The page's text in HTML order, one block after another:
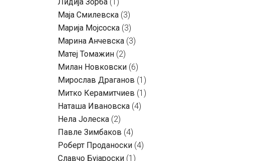
Маја Смилевска (3)
Марија Мојсоска (3)
Марина Анчевска (3)
Матеј Томажин (2)
Милан Новковски (6)
Мирослав Драганов (1)
Митко Керамитчиев (1)
Наташа Ивановска (4)
Нела Јолеска (2)
Павле Зимбаков (4)
Роберт Проданоски (4)
Славчо Бујароски (1)